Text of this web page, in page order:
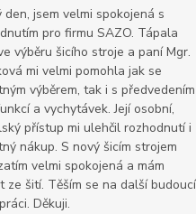
den, jsem velmi spokojená s
pro firmu SAZO. Tápala
výběru šicího stroje a paní Mgr.
mi velmi pomohla jak se
výběrem, tak i s předvedením
a vychytávek. Její osobní,
přístup mi ulehčil rozhodnutí i
nákup. S nový šicím strojem
velmi spokojená a mám
ze šití. Těším se na další budoucí
Děkuji.